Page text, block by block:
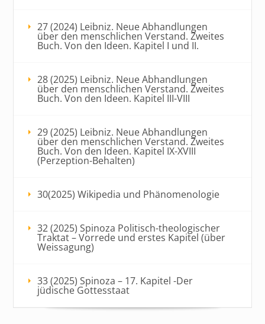
27 (2024) Leibniz. Neue Abhandlungen
über den menschlichen Verstand. Zweites
Buch. Von den Ideen. Kapitel I und II.
28 (2025) Leibniz. Neue Abhandlungen
über den menschlichen Verstand. Zweites
Buch. Von den Ideen. Kapitel III-VIII
29 (2025) Leibniz. Neue Abhandlungen
über den menschlichen Verstand. Zweites
Buch. Von den Ideen. Kapitel IX-XVIII
(Perzeption-Behalten)
30(2025) Wikipedia und Phänomenologie
32 (2025) Spinoza Politisch-theologischer
Traktat – Vorrede und erstes Kapitel (über
Weissagung)
33 (2025) Spinoza – 17. Kapitel -Der
jüdische Gottesstaat